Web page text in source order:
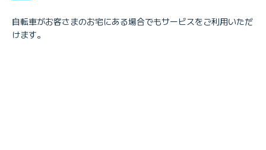
自転車がお客さまのお宅にある場合でもサービスをご利用いただ
けます。